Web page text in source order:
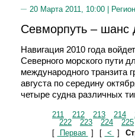
20 Марта 2011, 10:00 |
Севморпуть – шанс
Навигация 2010 года
Северного морского пути
международного транзита
августа по середину
четыре судна различных
211 212 213 214
222
223 224
225
[
Первая ] [ < ]